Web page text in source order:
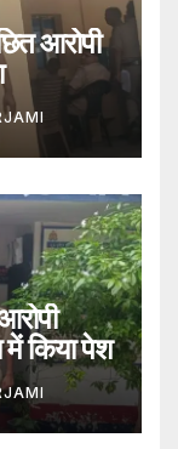
आरोपी
में किया पेश